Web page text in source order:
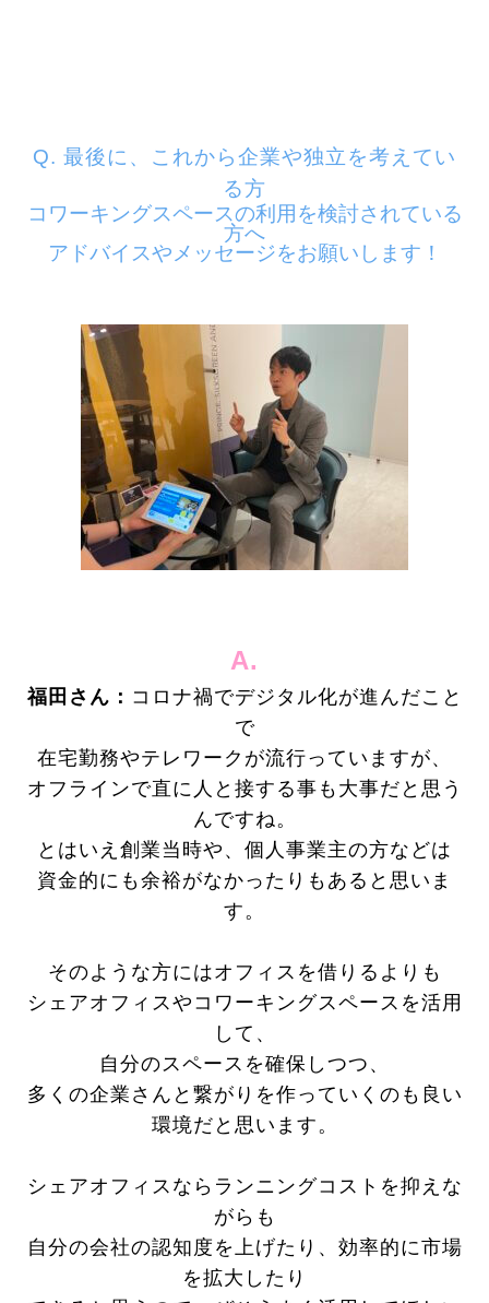
Q. 最後に、 これから企業や独立を考えてい
る方
コワーキングスペースの利用を検討されている
方へ
アドバイスや メッセージをお願いします！
A.
福田さん： コロナ禍でデジタル化が進んだこと
で
在宅勤務やテレワークが流行っていますが、
オフラインで直に人と接する事も大事だと思う
んですね。
とはいえ創業当時や、個人事業主の方などは
資金的にも余裕がなかったりもあると思いま
す。
そのような方にはオフィスを借りるよりも
シェアオフィスやコワーキングスペースを活用
して、
自分のスペースを確保しつつ、
多くの企業さんと繋がりを作っていくのも良い
環境だと思います。
シェアオフィスならランニングコストを抑えな
がらも
自分の会社の認知度を上げたり、効率的に市場
を拡大したり